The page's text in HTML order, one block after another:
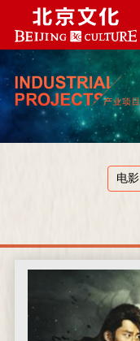
电影